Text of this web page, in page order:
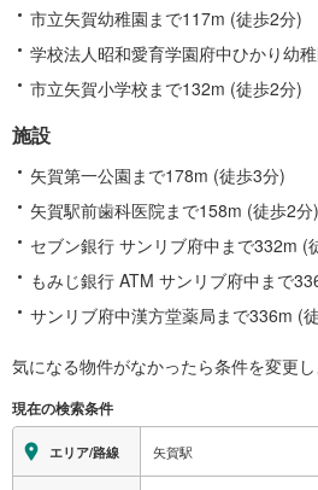
市立矢賀幼稚園まで117m (徒歩2分)
学校法人昭和愛育学園府中ひかり幼
市立矢賀小学校まで132m (徒歩2分)
施設
矢賀第一公園まで178m (徒歩3分)
矢賀駅前歯科医院まで158m (徒歩2分)
セブン銀行 サンリブ府中まで332m (
もみじ銀行 ATM サンリブ府中まで
サンリブ府中漢方堂薬局まで336m (
気になる物件がなかったら条件を変更し
現在の検索条件
エリア/路線 矢賀駅